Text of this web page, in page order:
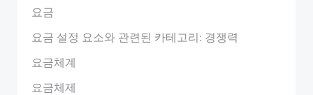
요금
요금 설정 요소와 관련된 카테고리: 경쟁력
요금체계
요금체제